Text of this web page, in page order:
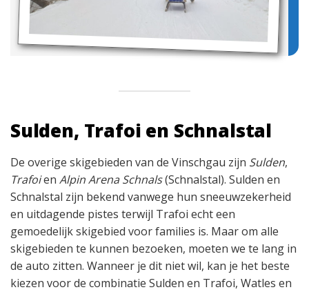
Sulden, Trafoi en Schnalstal
De overige skigebieden van de Vinschgau zijn Sulden,
Trafoien Alpin Arena Schnals(Schnalstal). Sulden en
Schnalstal zijn bekend vanwege hun sneeuwzekerheid
en uitdagende pistes terwijl Trafoi echt een
gemoedelijk skigebied voor families is. Maar om alle
skigebieden te kunnen bezoeken, moeten we te lang in
de auto zitten. Wanneer je dit niet wil, kan je het beste
kiezen voor de combinatie Sulden en Trafoi, Watles en